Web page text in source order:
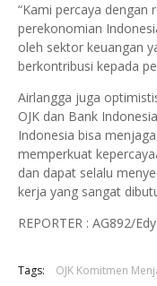
“Kami percaya dengan
perekonomian
oleh sektor keuangan
berkontribusi kepada
Airlangga juga
OJK dan Bank
Indonesia bisa
memperkuat
dan dapat selalu
kerja yang sangat
REPORTER : AG892/
Tags: OJK Komitmen